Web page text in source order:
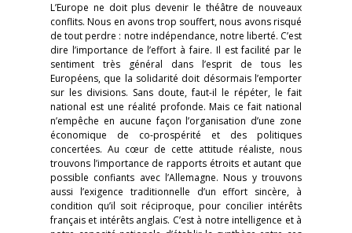
L’Europe ne doit plus devenir le théâtre de nouveaux
conflits. Nous en avons trop souffert, nous avons risqué
de tout perdre : notre indépendance, notre liberté. C’est
dire l’importance de l’effort à faire. Il est facilité par le
sentiment très général dans l’esprit de tous les
Européens, que la solidarité doit désormais l’emporter
sur les divisions. Sans doute, faut-il le répéter, le fait
national est une réalité profonde. Mais ce fait national
n’empêche en aucune façon l’organisation d’une zone
économique de co-prospérité et des politiques
concertées. Au cœur de cette attitude réaliste, nous
trouvons l’importance de rapports étroits et autant que
possible confiants avec l’Allemagne. Nous y trouvons
aussi l’exigence traditionnelle d’un effort sincère, à
condition qu’il soit réciproque, pour concilier intérêts
français et intérêts anglais. C’est à notre intelligence et à